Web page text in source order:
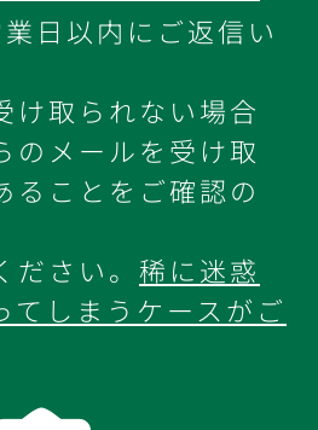
日以内にご返信い
け取られない場合
のメールを受け取
ることをご確認の
さい。 稀に迷惑
てしまうケースがご